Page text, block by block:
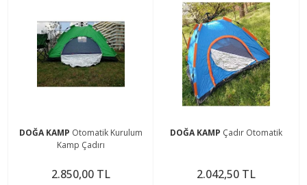
DOĞA KAMP Otomatik Kurulum
Kamp Çadırı
2.850,00 TL
DOĞA KAMP Çadır Otomatik
2.042,50 TL